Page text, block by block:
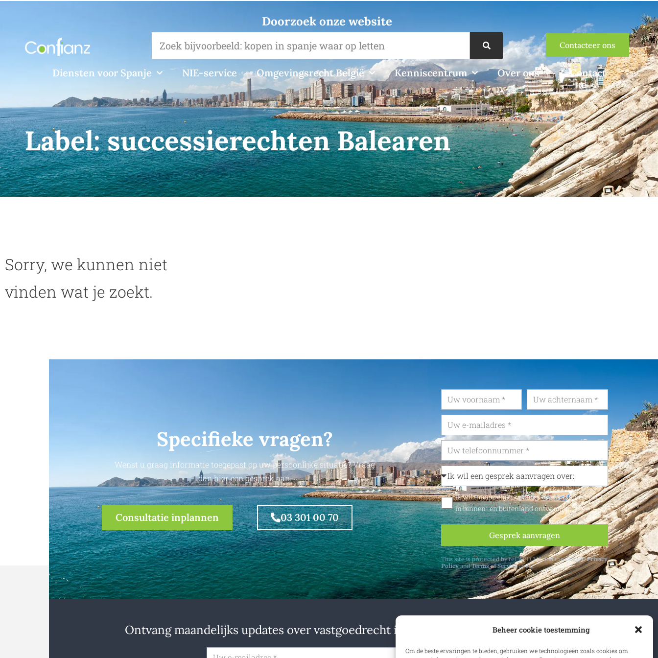
Beheer cookie toestemming
Om de beste ervaringen te bieden, gebruiken we technologieën zoals cookies om
Doorzoek onze website
Contacteer ons
Diensten voor Spanje NIE-service Omgevingsrecht België Kenniscentrum Over ons Contact
Label:successierechten Balearen
Sorry, we kunnen niet
vinden wat je zoekt.
Specifieke vragen?
Wenst u graag informatie toegepast op uw persoonlijke situatie? Vraag
dan hier een gesprek aan.
Consultatie inplannen 03 301 00 70
Ik wil maandelijks updates over vastgoedrecht
in binnen- en buitenland ontvangen
Gesprek aanvragen
This site is protected by reCAPTCHA and the GooglePrivacy
PolicyandTerms of Serviceapply.
Ontvang maandelijks updates over vastgoedrecht in binnen- en buitenland.